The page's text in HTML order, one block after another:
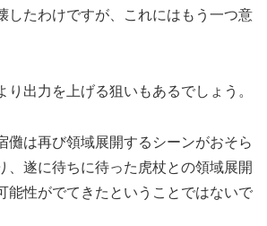
したわけですが、これにはもう一つ意
り出力を上げる狙いもあるでしょう。
儺は再び領域展開するシーンがおそら
、遂に待ちに待った虎杖との領域展開
能性がでてきたということではないで